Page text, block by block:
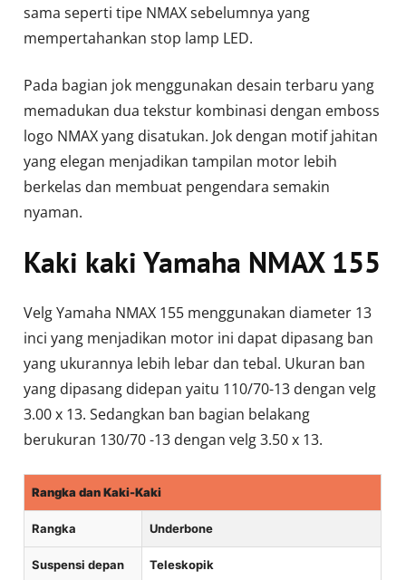
sama seperti tipe NMAX sebelumnya yang
mempertahankan stop lamp LED.
Pada bagian jok menggunakan desain terbaru yang
memadukan dua tekstur kombinasi dengan emboss
logo NMAX yang disatukan. Jok dengan motif jahitan
yang elegan menjadikan tampilan motor lebih
berkelas dan membuat pengendara semakin
nyaman.
Kaki kaki Yamaha NMAX 155
Velg Yamaha NMAX 155 menggunakan diameter 13
inci yang menjadikan motor ini dapat dipasang ban
yang ukurannya lebih lebar dan tebal. Ukuran ban
yang dipasang didepan yaitu 110/70-13 dengan velg
3.00 x 13. Sedangkan ban bagian belakang
berukuran 130/70 -13 dengan velg 3.50 x 13.
Rangka dan Kaki-Kaki
Rangka Underbone
Suspensi depan Teleskopik